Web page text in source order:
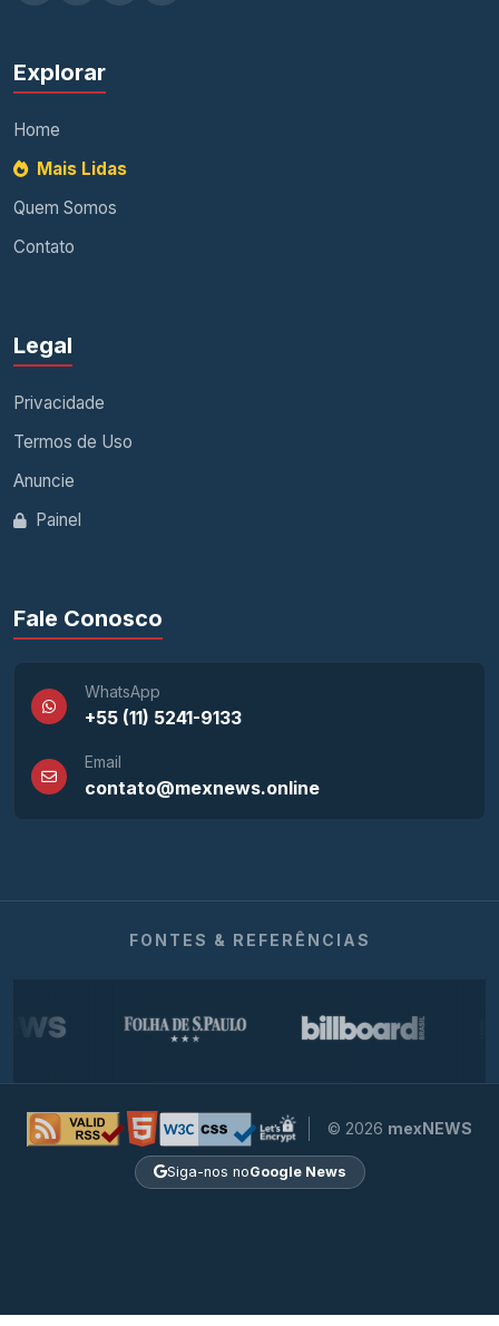
Explorar
Home
Mais Lidas
Quem Somos
Contato
Legal
Privacidade
Termos de Uso
Anuncie
Painel
Fale Conosco
WhatsApp
+55 (11) 5241-9133
Email
contato@mexnews.online
FONTES & REFERÊNCIAS
© 2026 mexNEWS
Siga-nos noGoogle News